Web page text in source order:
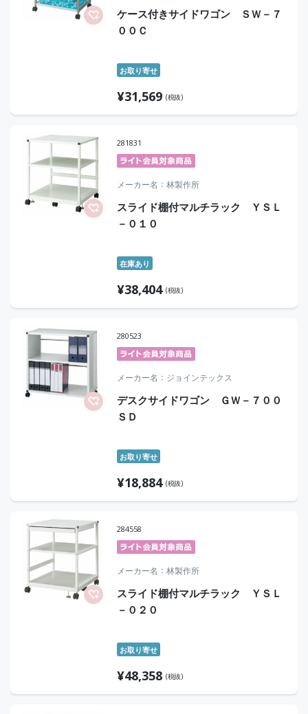
ケース付きサイドワゴン ＳＷ－７
００Ｃ
お取り寄せ
¥31,569 (税抜)
281831
メーカー名 林製作所
スライド棚付マルチラック ＹＳＬ
－０１０
在庫あり
¥38,404 (税抜)
280523
メーカー名 ジョインテックス
デスクサイドワゴン ＧＷ－７００
ＳＤ
お取り寄せ
¥18,884 (税抜)
284558
メーカー名 林製作所
スライド棚付マルチラック ＹＳＬ
－０２０
お取り寄せ
¥48,358 (税抜)